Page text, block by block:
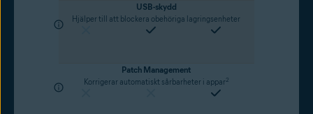
USB-skydd
Hjälper till att blockera obehöriga lagringsenheter
Patch Management
Korrigerar automatiskt sårbarheter i appar 2